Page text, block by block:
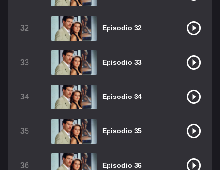
32 Episodio 32
33 Episodio 33
34 Episodio 34
35 Episodio 35
36 Episodio 36